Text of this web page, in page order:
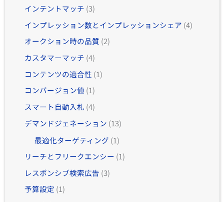
インテントマッチ (3)
インプレッション数とインプレッションシェア (4)
オークション時の品質 (2)
カスタマーマッチ (4)
コンテンツの適合性 (1)
コンバージョン値 (1)
スマート自動入札 (4)
デマンドジェネーション (13)
最適化ターゲティング (1)
リーチとフリークエンシー (1)
レスポンシブ検索広告 (3)
予算設定 (1)